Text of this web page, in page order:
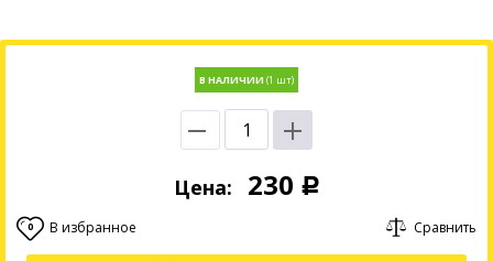
В НАЛИЧИИ
Цена: 230 Р
0 В избранное Сравнить